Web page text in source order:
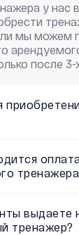
выдаете
тренажер?
у нас
мы можем
после